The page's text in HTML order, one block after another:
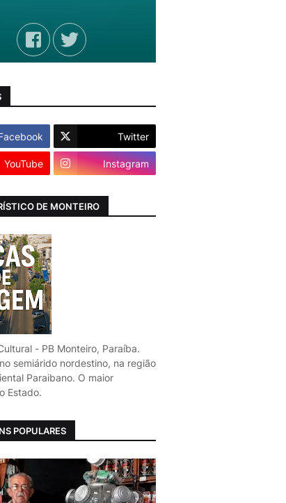
Twitter
YouTube Instagram
DE MONTEIRO
- PB Monteiro, Paraíba.
semiárido nordestino, na região
Paraibano. O maior
Estado.
POPULARES